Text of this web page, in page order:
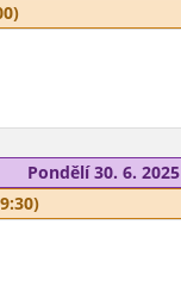
Pondělí 30. 6. 2025